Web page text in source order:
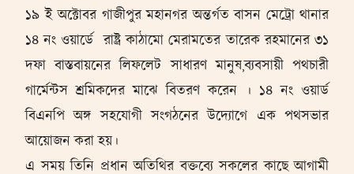
১৯ ই অক্টোবর গাজীপুর মহানগর অন্তর্গত বাসন মেট্রো থানার
১৪ নং ওয়ার্ডে রাষ্ট্র কাঠামো মেরামতের তারেক রহমানের ৩১
দফা বাস্তবায়নের লিফলেট সাধারণ মানুষ,ব্যবসায়ী পথচারী
গার্মেন্টস শ্রমিকদের মাঝে বিতরণ করেন । ১৪ নং ওয়ার্ড
বিএনপি অঙ্গ সহযোগী সংগঠনের উদ্যোগে এক পথসভার
আয়োজন করা হয়।
এ সময় তিনি প্রধান অতিথির বক্তব্যে সকলের কাছে আগামী